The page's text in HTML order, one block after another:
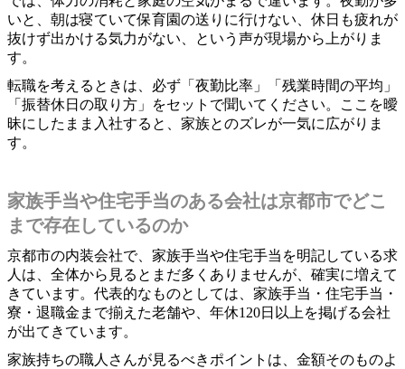
いと、朝は寝ていて保育園の送りに行けない、休日も疲れが
抜けず出かける気力がない、という声が現場から上がりま
す。
転職を考えるときは、必ず「夜勤比率」「残業時間の平均」
「振替休日の取り方」をセットで聞いてください。ここを曖
昧にしたまま入社すると、家族とのズレが一気に広がりま
す。
家族手当や住宅手当のある会社は京都市でどこ
まで存在しているのか
京都市の内装会社で、家族手当や住宅手当を明記している求
人は、全体から見るとまだ多くありませんが、確実に増えて
きています。代表的なものとしては、家族手当・住宅手当・
寮・退職金まで揃えた老舗や、年休120日以上を掲げる会社
が出てきています。
家族持ちの職人さんが見るべきポイントは、金額そのものよ